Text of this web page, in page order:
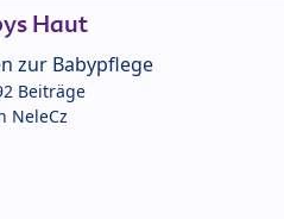
Haut
zur Babypflege
Beiträge
NeleCz